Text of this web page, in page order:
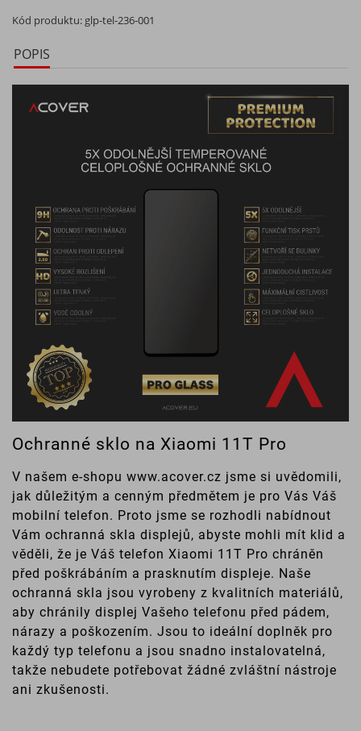
Kód produktu: glp-tel-236-001
POPIS
Ochranné sklo na Xiaomi 11T Pro
V našem e-shopu www.acover.cz jsme si uvědomili,
jak důležitým a cenným předmětem je pro Vás Váš
mobilní telefon. Proto jsme se rozhodli nabídnout
Vám ochranná skla displejů, abyste mohli mít klid a
věděli, že je Váš telefon Xiaomi 11T Pro chráněn
před poškrábáním a prasknutím displeje. Naše
ochranná skla jsou vyrobeny z kvalitních materiálů,
aby chránily displej Vašeho telefonu před pádem,
nárazy a poškozením. Jsou to ideální doplněk pro
každý typ telefonu a jsou snadno instalovatelná,
takže nebudete potřebovat žádné zvláštní nástroje
ani zkušenosti.